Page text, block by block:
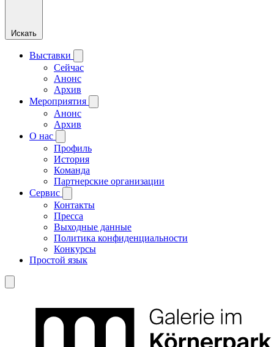
Искать
Выставки
Сейчас
Анонс
Архив
Мероприятия
Анонс
Архив
О нас
Профиль
История
Команда
Партнерские организации
Сервис
Контакты
Пресса
Выходные данные
Политика конфиденциальности
Конкурсы
Простой язык